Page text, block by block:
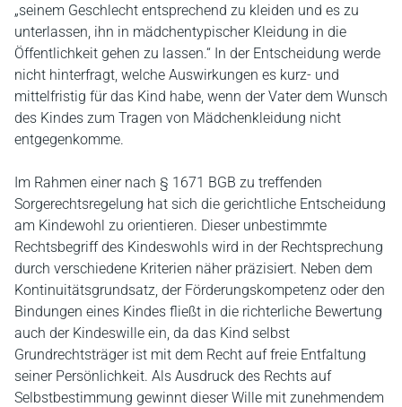
„seinem Geschlecht entsprechend zu kleiden und es zu
unterlassen, ihn in mädchentypischer Kleidung in die
Öffentlichkeit gehen zu lassen.“ In der Entscheidung werde
nicht hinterfragt, welche Auswirkungen es kurz- und
mittelfristig für das Kind habe, wenn der Vater dem Wunsch
des Kindes zum Tragen von Mädchenkleidung nicht
entgegenkomme.
Im Rahmen einer nach § 1671 BGB zu treffenden
Sorgerechtsregelung hat sich die gerichtliche Entscheidung
am Kindewohl zu orientieren. Dieser unbestimmte
Rechtsbegriff des Kindeswohls wird in der Rechtsprechung
durch verschiedene Kriterien näher präzisiert. Neben dem
Kontinuitätsgrundsatz, der Förderungskompetenz oder den
Bindungen eines Kindes fließt in die richterliche Bewertung
auch der Kindeswille ein, da das Kind selbst
Grundrechtsträger ist mit dem Recht auf freie Entfaltung
seiner Persönlichkeit. Als Ausdruck des Rechts auf
Selbstbestimmung gewinnt dieser Wille mit zunehmendem